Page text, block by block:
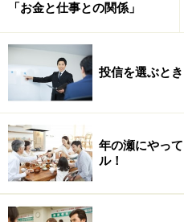
「お金と仕事との関係」
投信を選ぶと
年の瀬にやっ
ル！